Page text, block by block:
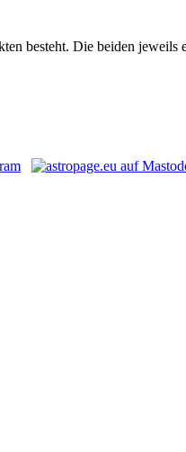
besteht. Die beiden jeweils